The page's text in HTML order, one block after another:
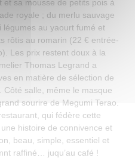
sa mousse de petits pois à
royale ; du merlu sauvage
légumes au yaourt fumé et
rôtis au romarin (22 € entrée-
Les prix restent doux à la
Thomas Legrand a
en matière de sélection de
salle, même le masque
sourire de Megumi Terao.
qui fédère cette
histoire de connivence et
beau, simple, essentiel et
raffiné… juqu’au café !